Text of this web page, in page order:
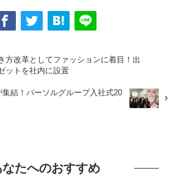
方改革としてファッションに着目！出
ットを社内に設置
集結！パーソルグループ入社式20
なたへのおすすめ